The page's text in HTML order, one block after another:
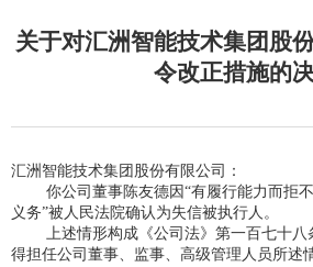
关于对汇洲智能技术集团股
令改正措施的
汇洲智能技术集团股份有限公司：
你公司董事陈友德因“有履行能力而拒
义务”被人民法院确认为失信被执行人。
上述情形构成《公司法》第一百七十
得担任公司董事、监事、高级管理人员所述